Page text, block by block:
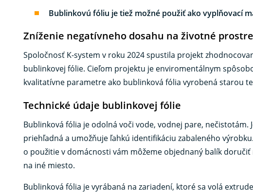
Bublinkovú fóliu je tiež možné použiť ako vyplňovací
Zníženie negatívneho dosahu na životné
Spoločnosť K-system v roku 2024 spustila projekt
bublinkovej fólie. Cieľom projektu je enviromentálnym
kvalitatívne parametre ako bublinková fólia vyrobená starou
Technické údaje bublinkovej fólie
Bublinková fólia je odolná voči vode, vodnej pare,
priehľadná a umožňuje ľahkú identifikáciu zabaleného
o použitie v domácnosti vám môžeme objednaný balík
na iné miesto.
Bublinková fólia je vyrábaná na zariadení, ktoré sa volá